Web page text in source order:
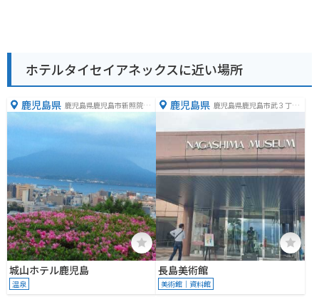
ホテルタイセイアネックスに近い場所
鹿児島県 鹿児島県鹿児島市新照院町
４１−１
城山ホテル鹿児島
温泉
鹿児島県 鹿児島県鹿児島市武３丁目
長島美術館
美術館｜資料館